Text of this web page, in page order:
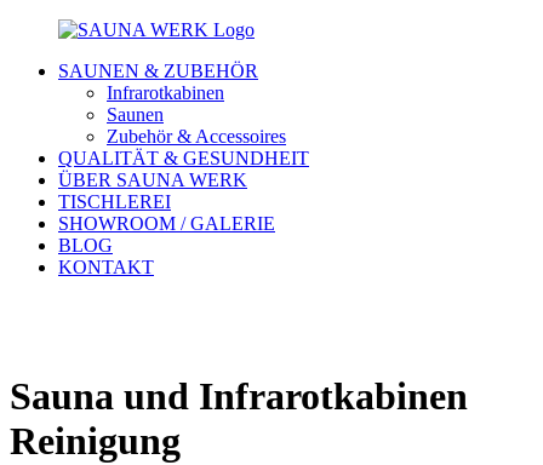
SAUNEN & ZUBEHÖR
Infrarotkabinen
Saunen
Zubehör & Accessoires
QUALITÄT & GESUNDHEIT
ÜBER SAUNA WERK
TISCHLEREI
SHOWROOM / GALERIE
BLOG
KONTAKT
Sauna und Infrarotkabinen
Reinigung